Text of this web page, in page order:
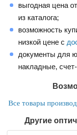
выгодная цена
из каталога;
возможность
низкой цене с
документы для
накладные,
Все товары
Другие